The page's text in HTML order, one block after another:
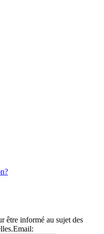
être informé au sujet des
Email: